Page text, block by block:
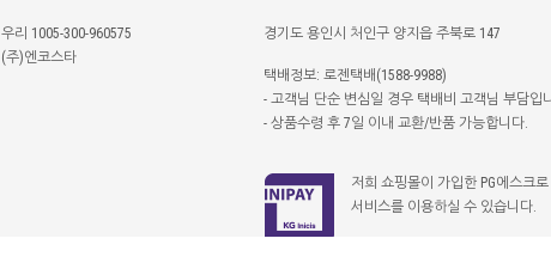
우리 1005-300-960575
(주)엔코스타
경기도 용인시 처인구 양지읍 주북로 147
택배정보: 로젠택배(1588-9988)
- 고객님 단순 변심일 경우 택배비 고객님 부담입
- 상품수령 후 7일 이내 교환/반품 가능합니다.
저희 쇼핑몰이 가입한 PG에스크로
서비스를 이용하실 수 있습니다.